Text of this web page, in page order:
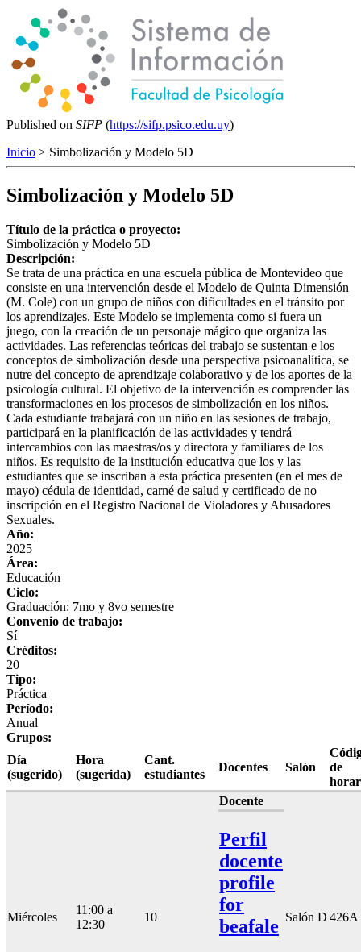
Published on SIFP (https://sifp.psico.edu.uy)
Inicio > Simbolización y Modelo 5D
Simbolización y Modelo 5D
Título de la práctica o proyecto:
Simbolización y Modelo 5D
Descripción:
Se trata de una práctica en una escuela pública de Montevideo que
consiste en una intervención desde el Modelo de Quinta Dimensión
(M. Cole) con un grupo de niños con dificultades en el tránsito por
los aprendizajes. Este Modelo se implementa como si fuera un
juego, con la creación de un personaje mágico que organiza las
actividades. Las referencias teóricas del trabajo se sustentan e los
conceptos de simbolización desde una perspectiva psicoanalítica, se
nutre del concepto de aprendizaje colaborativo y de los aportes de la
psicología cultural. El objetivo de la intervención es comprender las
transformaciones en los procesos de simbolización en los niños.
Cada estudiante trabajará con un niño en las sesiones de trabajo,
participará en la planificación de las actividades y tendrá
intercambios con las maestras/os y directora y familiares de los
niños. Es requisito de la institución educativa que los y las
estudiantes que se inscriban a esta práctica presenten (en el mes de
mayo) cédula de identidad, carné de salud y certificado de no
inscripción en el Registro Nacional de Violadores y Abusadores
Sexuales.
Año:
2025
Área:
Educación
Ciclo:
Graduación: 7mo y 8vo semestre
Convenio de trabajo:
Sí
Créditos:
20
Tipo:
Práctica
Período:
Anual
Grupos:
Día
(sugerido)
Hora
(sugerida)
Cant.
estudiantes
Docentes Salón
de
Miércoles
11:00 a
12:30
10
Docente
Perfil
docente
profile
for
beafale Salón D 426A